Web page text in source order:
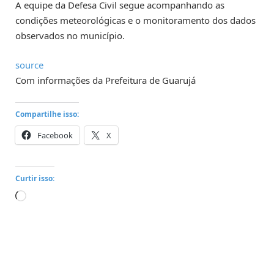
A equipe da Defesa Civil segue acompanhando as
condições meteorológicas e o monitoramento dos dados
observados no município.
source
Com informações da Prefeitura de Guarujá
Compartilhe isso:
Facebook X
Curtir isso:
Carregando...